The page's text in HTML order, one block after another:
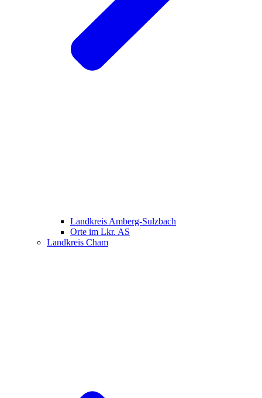
Landkreis Amberg-Sulzbach
Orte im Lkr. AS
Landkreis Cham